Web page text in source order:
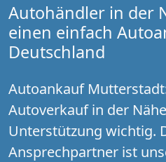
Autohändler in der
einen einfach
Deutschland
Autoankauf
Autoverkauf in der
Unterstützung wichtig.
Ansprechpartner ist